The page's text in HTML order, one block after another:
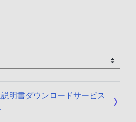
/
1
明書ダウンロードサービス